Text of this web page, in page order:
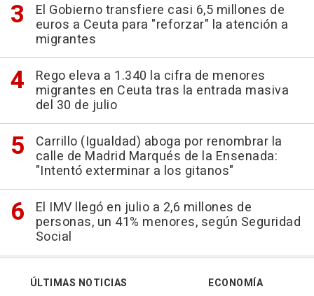
El Gobierno transfiere casi 6,5 millones de
euros a Ceuta para "reforzar" la atención a
migrantes
Rego eleva a 1.340 la cifra de menores
migrantes en Ceuta tras la entrada masiva
del 30 de julio
Carrillo (Igualdad) aboga por renombrar la
calle de Madrid Marqués de la Ensenada:
"Intentó exterminar a los gitanos"
El IMV llegó en julio a 2,6 millones de
personas, un 41% menores, según Seguridad
Social
ÚLTIMAS NOTICIAS
ECONOMÍA